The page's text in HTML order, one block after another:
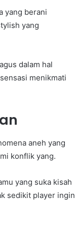
yang berani
yang
dalam hal
menikmati
aneh yang
konflik yang.
yang suka kisah
sedikit player ingin